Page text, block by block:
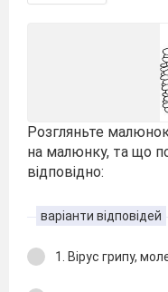
Розгляньте
на малюнку, та що
відповідно:
варіанти відповідей
1. Вірус грипу,